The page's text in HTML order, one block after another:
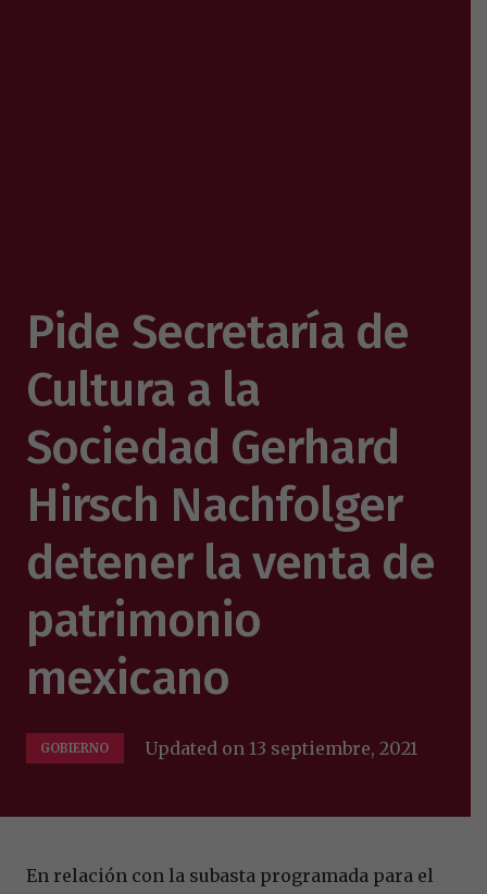
Pide Secretaría de
Cultura a la
Sociedad Gerhard
Hirsch Nachfolger
detener la venta de
patrimonio
mexicano
GOBIERNO Updated on 13 septiembre, 2021
En relación con la subasta programada para el